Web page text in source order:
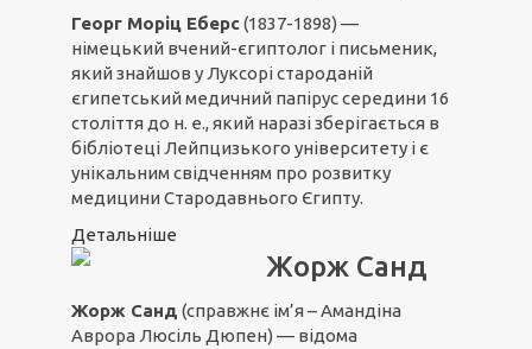
Георг Моріц Еберс(1837-1898) —
німецький вчений-єгиптолог і письменик,
який знайшов у Луксорі староданій
єгипетський медичний папірус середини 16
століття до н. е., який наразі зберігається в
бібліотеці Лейпцизького університету і є
унікальним свідченням про розвитку
медицини Стародавнього Єгипту.
Детальніше
Жорж Санд
Жорж Санд (справжнє ім’я – Амандіна
Аврора Люсіль Дюпен) — відома